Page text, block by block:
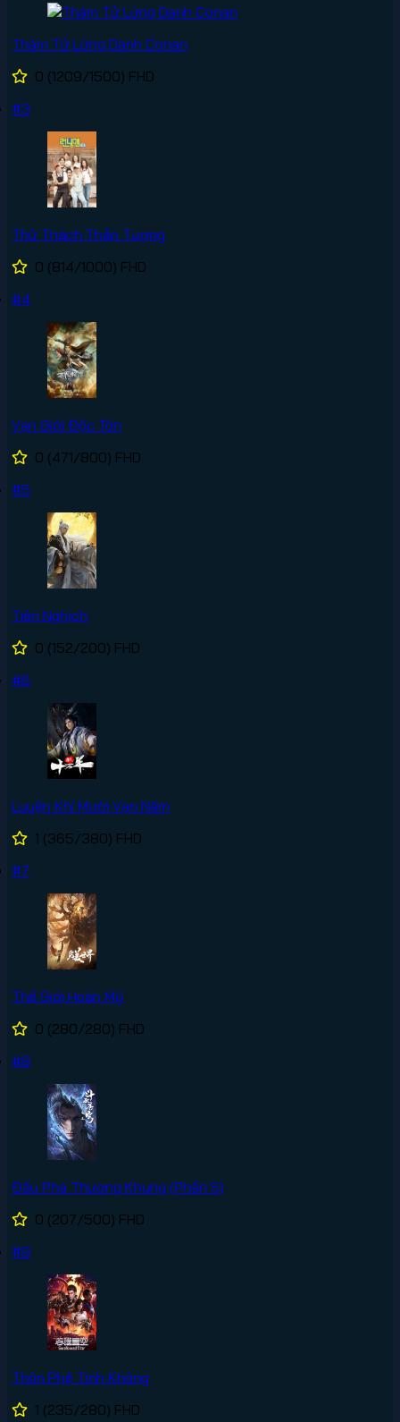
Thám Tử Lừng Danh Conan
0 (1209/1500) FHD
#3
Thử Thách Thần Tượng
0 (814/1000) FHD
#4
Vạn Giới Độc Tôn
0 (471/800) FHD
#5
Tiên Nghịch
0 (152/200) FHD
#6
Luyện Khí Mười Vạn Năm
1 (365/380) FHD
#7
Thế Giới Hoàn Mỹ
0 (280/280) FHD
#8
Đấu Phá Thương Khung (Phần 5)
0 (207/500) FHD
#9
Thôn Phệ Tinh Không
1 (235/280) FHD